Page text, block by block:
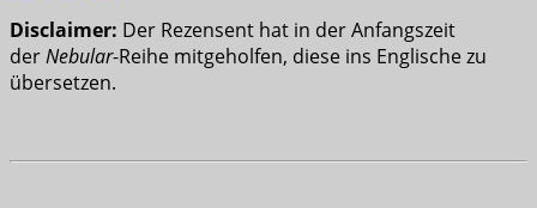
Disclaimer: Der Rezensent hat in der Anfangszeit
derNebular-Reihe mitgeholfen, diese ins Englische zu
übersetzen.